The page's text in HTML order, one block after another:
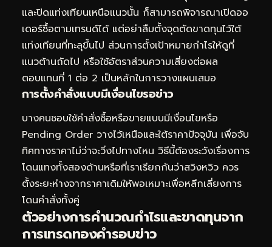
และปิดแท่งเทียนเหนือแนวนั้น ก็สามารถพิจารณาเปิดออ
เดอร์ซื้อตามเทรนด์ได้ แต่อย่าลืมตั้งจุดตัดขาดทุนไว้ใต้
แท่งเทียนที่ทะลุขึ้นไป ส่วนการตั้งเป้าหมายกำไรให้ดูที่
แนวต้านถัดไป หรือใช้อัตราส่วนความเสี่ยงต่อผล
ตอบแทนที่ 1 ต่อ 2 เป็นหลักในการวางแผนเสมอ
การตั้งคำสั่งแบบมีเงื่อนไขรอข่าว
บางคนชอบใช้คำสั่งซื้อหรือขายแบบมีเงื่อนไขหรือ
Pending Order วางไว้เหนือและใต้ราคาปัจจุบัน เพื่อจับ
ทิศทางราคาไม่ว่าจะวิ่งไปทางไหน วิธีนี้ต้องระวังเรื่องการ
โดนแทงทั้งสองด้านหรือที่เราเรียกกันว่าสวิงหวิว ควร
ตั้งระยะห่างจากราคาเดิมให้พอเหมาะเพื่อหลีกเลี่ยงการ
โดนคำสั่งทั้งคู่
ตัวอย่างการคำนวณกำไรและขาดทุนจาก
การเทรดทองคำรอบข่าว